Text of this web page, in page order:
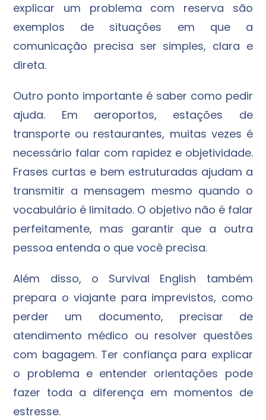
explicar um problema com reserva são
exemplos de situações em que a
comunicação precisa ser simples, clara e
direta.
Outro ponto importante é saber como pedir
ajuda. Em aeroportos, estações de
transporte ou restaurantes, muitas vezes é
necessário falar com rapidez e objetividade.
Frases curtas e bem estruturadas ajudam a
transmitir a mensagem mesmo quando o
vocabulário é limitado. O objetivo não é falar
perfeitamente, mas garantir que a outra
pessoa entenda o que você precisa.
Além disso, o Survival English também
prepara o viajante para imprevistos, como
perder um documento, precisar de
atendimento médico ou resolver questões
com bagagem. Ter confiança para explicar
o problema e entender orientações pode
fazer toda a diferença em momentos de
estresse.